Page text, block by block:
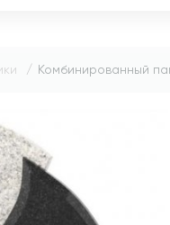
Комбинированный